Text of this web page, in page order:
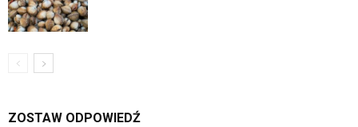
ZOSTAW ODPOWIEDŹ